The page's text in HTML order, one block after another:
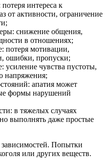
интереса к
от активности, ограничение
снижение общения,
в отношениях;
потеря мотивации,
ошибки, пропуски;
усиление чувства пустоты,
напряжения;
апатия может
формы нарушений
в тяжелых случаях
выполнять даже простые
Попытки
или других веществ.